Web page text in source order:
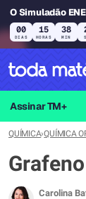
O Simuladão
00
DIAS
15
HORAS
38
MIN
Assinar TM+
QUÍMICA›QUÍMICA
Grafeno
Carolina